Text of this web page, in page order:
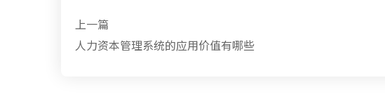
上一篇
人力资本管理系统的应用价值有哪些